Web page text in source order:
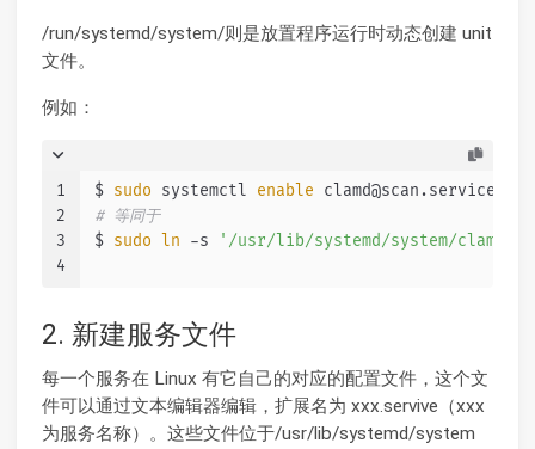
/run/systemd/system/则是放置程序运行时动态创建 unit
文件。
例如：
1
2
3
4
$ sudo systemctl enable clamd@scan.service
# 等同于
$ sudo ln -s '/usr/lib/systemd/system/
2. 新建服务文件
每一个服务在 Linux 有它自己的对应的配置文件，这个文
件可以通过文本编辑器编辑，扩展名为 xxx.servive（xxx
为服务名称）。这些文件位于/usr/lib/systemd/system